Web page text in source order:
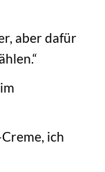
aber dafür
ich